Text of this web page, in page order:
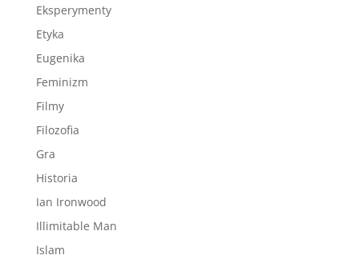
Eksperymenty
Etyka
Eugenika
Feminizm
Filmy
Filozofia
Gra
Historia
Ian Ironwood
Illimitable Man
Islam